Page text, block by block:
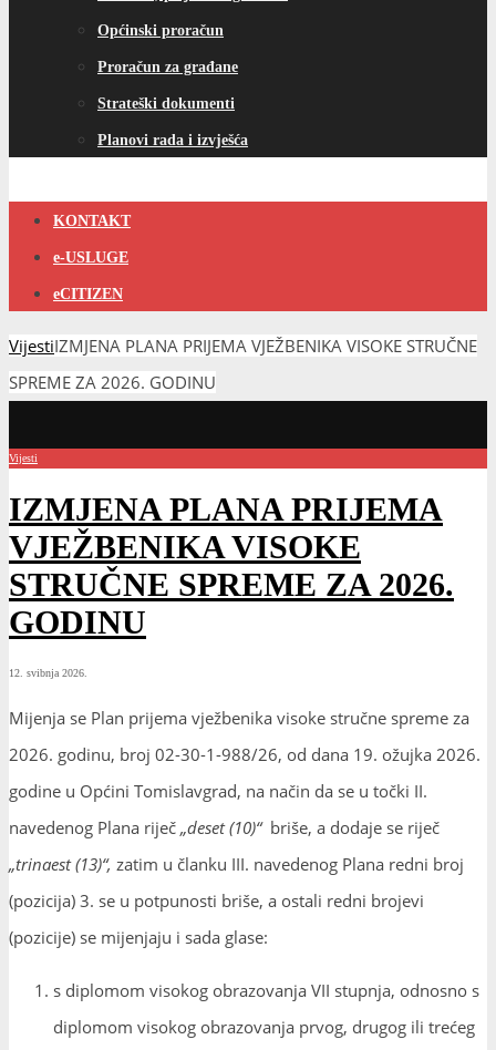
Općinski proračun
Proračun za građane
Strateški dokumenti
Planovi rada i izvješća
KONTAKT
e-USLUGE
eCITIZEN
VijestiIZMJENA PLANA PRIJEMA VJEŽBENIKA VISOKE STRUČNE
SPREME ZA 2026. GODINU
Vijesti
IZMJENA PLANA PRIJEMA
VJEŽBENIKA VISOKE
STRUČNE SPREME ZA 2026.
GODINU
12. svibnja 2026.
Mijenja se Plan prijema vježbenika visoke stručne spreme za
2026. godinu, broj 02-30-1-988/26, od dana 19. ožujka 2026.
godine u Općini Tomislavgrad, na način da se u točki II.
navedenog Plana riječ „deset (10)“ briše, a dodaje se riječ
„trinaest (13)“, zatim u članku III. navedenog Plana redni broj
(pozicija) 3. se u potpunosti briše, a ostali redni brojevi
(pozicije) se mijenjaju i sada glase:
s diplomom visokog obrazovanja VII stupnja, odnosno s
diplomom visokog obrazovanja prvog, drugog ili trećeg